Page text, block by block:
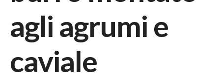
agli agrumi e
caviale